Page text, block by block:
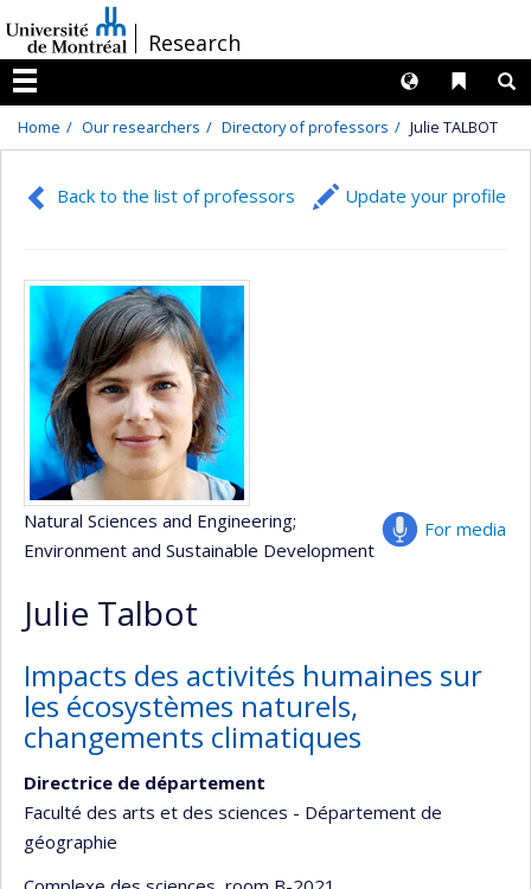
au
contenu
/Research
Menu
Liens
Langues
Home Our researchers Directory of professors Julie TALBOT
Back to the list of professors Update your profile
For media
Natural Sciences and Engineering;
Environment and Sustainable Development
Julie Talbot
Impacts des activités humaines sur
les écosystèmes naturels,
changements climatiques
Directrice de département
Faculté des arts et des sciences - Département de
géographie